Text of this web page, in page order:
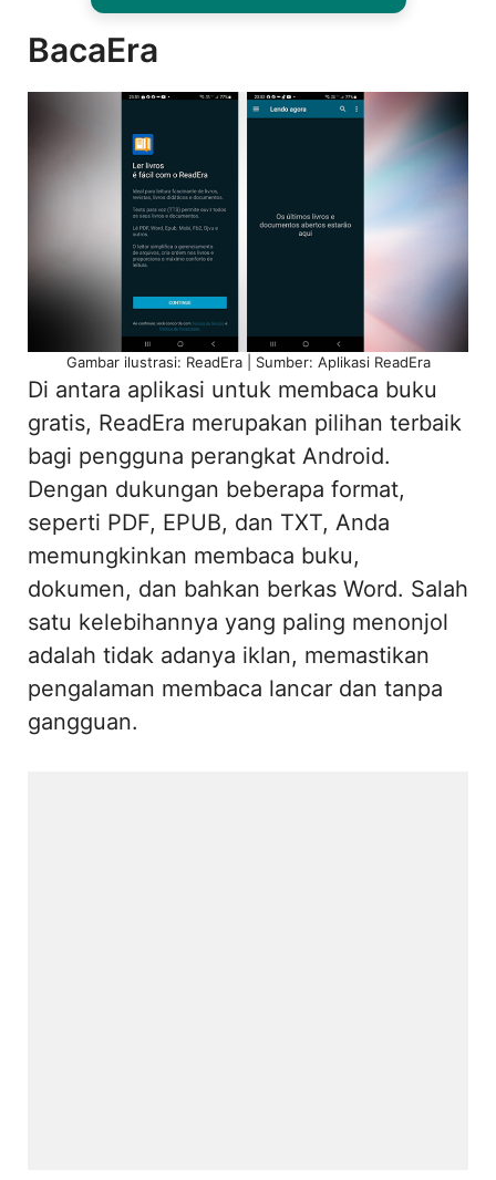
BacaEra
Gambar ilustrasi: ReadEra | Sumber: Aplikasi ReadEra
Di antara aplikasi untuk membaca buku
gratis, ReadEra merupakan pilihan terbaik
bagi pengguna perangkat Android.
Dengan dukungan beberapa format,
seperti PDF, EPUB, dan TXT, Anda
memungkinkan membaca buku,
dokumen, dan bahkan berkas Word. Salah
satu kelebihannya yang paling menonjol
adalah tidak adanya iklan, memastikan
pengalaman membaca lancar dan tanpa
gangguan.